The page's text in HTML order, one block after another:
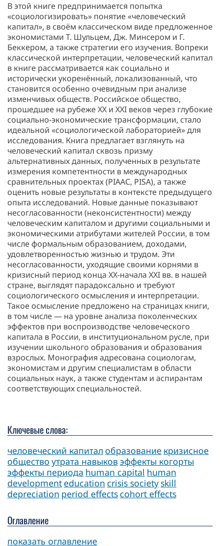
В этой книге предпринимается попытка
«социологизировать» понятие «человеческий
капитал», в своём классическом виде предложенное
экономистами Т. Шульцем, Дж. Минсером и Г.
Беккером, а также стратегии его изучения. Вопреки
классической интерпретации, человеческий капитал
в книге рассматривается как социально и
исторически укоренённый, локализованный, что
становится особенно очевидным при анализе
изменчивых обществ. Российское общество,
прошедшее на рубеже XX и XXI веков через глубокие
социально-экономические трансформации, стало
идеальной «социологической лабораторией» для
исследования. Книга предлагает взглянуть на
человеческий капитал сквозь призму
альтернативных данных, полученных в результате
измерения компетентности в международных
сравнительных проектах (PIAAC, PISA), а также
оценить новые результаты в контексте предыдущего
опыта исследований. Новые данные показывают
несогласованности (неконсистентности) между
человеческим капиталом и другими социальными и
экономическими атрибутами жителей России, в том
числе формальным образованием, доходами,
удовлетворенностью жизнью и трудом. Эти
несогласованности, уходящие своими корнями в
кризисный период конца XX-начала XXI вв. в нашей
стране, выглядят парадоксально и требуют
социологического осмысления и интерпретации.
Такое осмысление предложено на страницах книги,
в том числе — на уровне анализа поколенческих
эффектов при воспроизводстве человеческого
капитала в России, в институциональном русле, при
изучении школьного образования и образования
взрослых. Монография адресована социологам,
экономистам и другим специалистам в области
социальных наук, а также студентам и аспирантам
соответствующих специальностей.
Ключевые слова:
человеческий капитал образование кризисное
общество утрата навыковэффекты когорты
эффекты периода human capital human
development education crisis society skill
depreciation period effects cohort effects
Оглавление
показать оглавление